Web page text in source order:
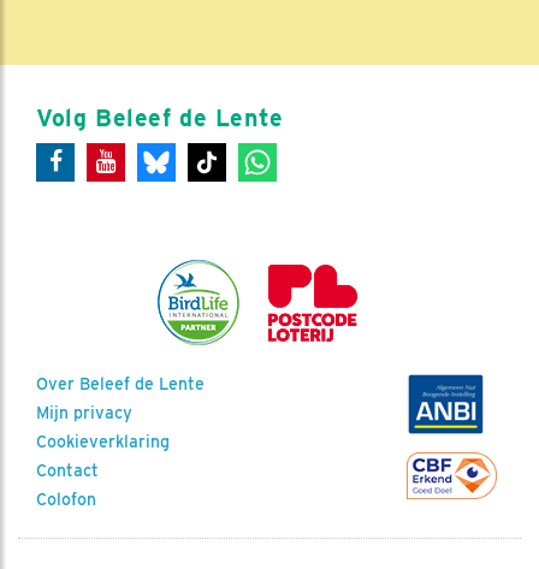
Volg Beleef de Lente
Over Beleef de Lente
Mijn privacy
Cookieverklaring
Contact
Colofon